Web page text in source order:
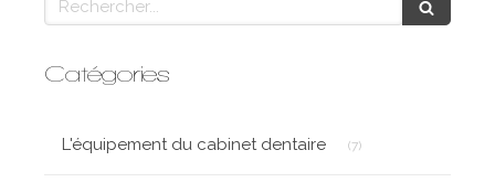
Catégories
L'équipement du cabinet dentaire (7)